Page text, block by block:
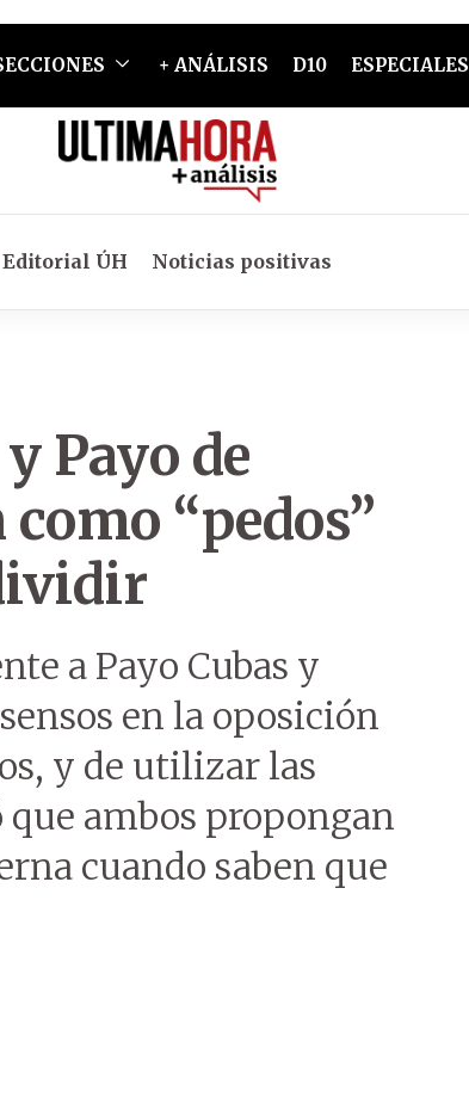
+ ANÁLISIS D10 ESPECIALES
Editorial ÚH Noticias positivas
Payo de
“pedos”
a Payo Cubas y
en la oposición
y de utilizar las
ambos propongan
cuando saben que